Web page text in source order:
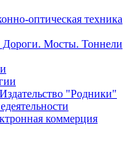
оптическая техника
Дороги. Мосты. Тоннели
"Родники"
коммерция